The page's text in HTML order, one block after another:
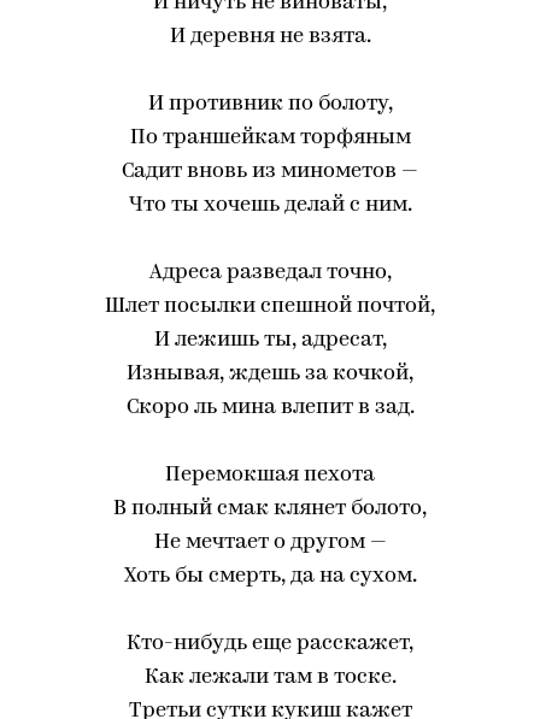
И деревня не взята.
И противник по болоту,
По траншейкам торфяным
Садит вновь из минометов —
Что ты хочешь делай с ним.
Адреса разведал точно,
Шлет посылки спешной почтой,
И лежишь ты, адресат,
Изнывая, ждешь за кочкой,
Скоро ль мина влепит в зад.
Перемокшая пехота
В полный смак клянет болото,
Не мечтает о другом —
Хоть бы смерть, да на сухом.
Кто-нибудь еще расскажет,
Как лежали там в тоске.
Третьи сутки кукиш кажет